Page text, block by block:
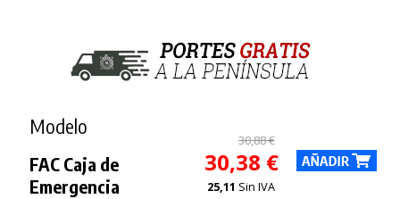
Modelo
FAC Caja de
Emergencia
30,88 €
30,38 €
25,11 Sin IVA